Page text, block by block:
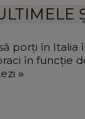
porți în Italia
în funcție